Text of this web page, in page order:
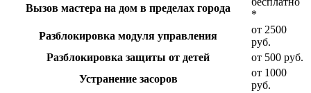
Вызов мастера на дом в пределах города
*
Разблокировка модуля управления
от 2500
руб.
Разблокировка защиты от детей
от 500 руб.
Устранение засоров
от 1000
руб.